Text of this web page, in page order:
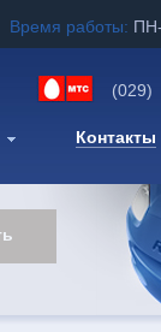
Время работы:
(029)
Контакты